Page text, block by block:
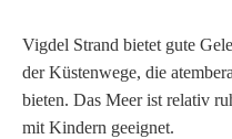
Vigdel Strand bietet gute
der Küstenwege, die
bieten. Das Meer ist relativ
mit Kindern geeignet.